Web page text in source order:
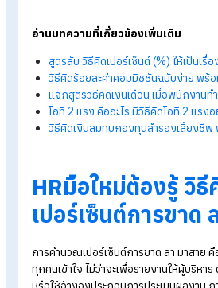
Blog > วิธีคิดเปอร์เซ็นต์ขาด ลา มาส
การคำนวณเปอร์เซ็นต์การ
พื้นฐานที่ HRมือใหม่ต้องรู้
ของพนักงาน บทความนี้จะพ
อ่านบทความที่เกี่ยวข้องเพิ่มเติม
วิธีคิดร้อยละค่าคอมมิชชันฉบับง่
แจกสูตรวิธีคิดเงินเดือน เมื่อพนักง